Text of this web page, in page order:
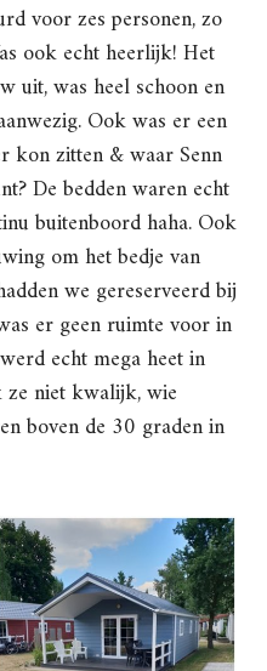
voor zes personen, zo
ook echt heerlijk! Het
uit, was heel schoon en
Ook was er een
kon zitten & waar Senn
De bedden waren echt
buitenboord haha. Ook
om het bedje van
we gereserveerd bij
er geen ruimte voor in
echt mega heet in
ze niet kwalijk, wie
boven de 30 graden in